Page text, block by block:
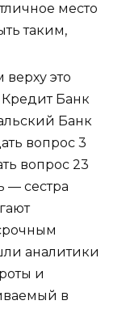
место
таким,
верху это
Банк
Банк
вопрос 3
вопрос 23
— сестра
аналитики
и
в